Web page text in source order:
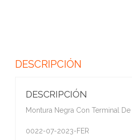
DESCRIPCIÓN
DESCRIPCIÓN
Montura Negra Con Terminal
0022-07-2023-FER